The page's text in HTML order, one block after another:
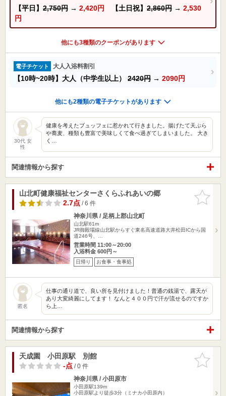
【平日】 2,750円 → 2,420円 【土日祝】 2,860円 → 2,530
円
他にも3種類のクーポンがあります
電子チケット 大人入浴料割引
【10時~20時】大人（中学生以上） 2420円 → 2090円
他にも2種類の電子チケットがあります
30代 女
性
健康を考えたブュッフェに惹かれて行きました。揚げたて天ぷら
や蕎麦、種類も豊富で美味しくて食べ過ぎてしまいました。 大き
く…
関連情報から探す
お気に入
りに追加
山北町健康福祉センターさくらふれあいの郷
2.7点/ 6 件
神奈川県 / 足柄上郡山北町
山北駅61m
JR御殿場線山北駅からすぐ東名高速道路大井松田ICから国
道246号、…
営業時間 11:00～20:00
入浴料金 600円～
日帰り お食事・食事処
匿名
仕事の通り道で、良い所を見付けました！普通の銭湯で、露天が
あり大変綺麗にしてます！ なんと４００円で汗が流せるのですか
ら上…
関連情報から探す
お気に入
りに追加
天成園 小田原駅 別館
-点/ 0 件
神奈川県 / 小田原市
小田原駅139m
小田原駅より徒歩3分（ミナカ小田原内）